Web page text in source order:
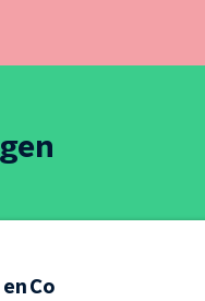
Co